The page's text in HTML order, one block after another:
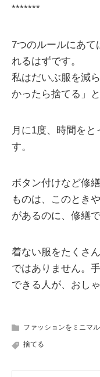
*******
7つのルールにあて
れるはずです。
私はだいぶ服を減
かったら捨てる」
月に1度、時間を
す。
ボタン付けなど修
ものは、このとき
があるのに、修繕
着ない服をたくさ
ではありません。
できる人が、おし
ファッションをミニマ
捨てる